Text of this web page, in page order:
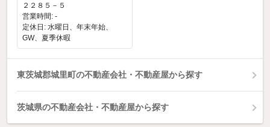
２２８５－５
営業時間: -
定休日: 水曜日、年末年始、
GW、夏季休暇
東茨城郡城里町の不動産会社・不動産屋から探す
茨城県の不動産会社・不動産屋から探す